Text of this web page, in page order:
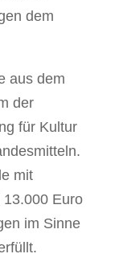
dem
aus dem
der
für Kultur
mit
Euro
im Sinne